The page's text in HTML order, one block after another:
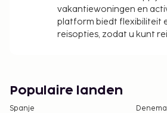
vakantiewoningen en
platform biedt flexibiliteit
reisopties, zodat u kunt
Populaire landen
Spanje